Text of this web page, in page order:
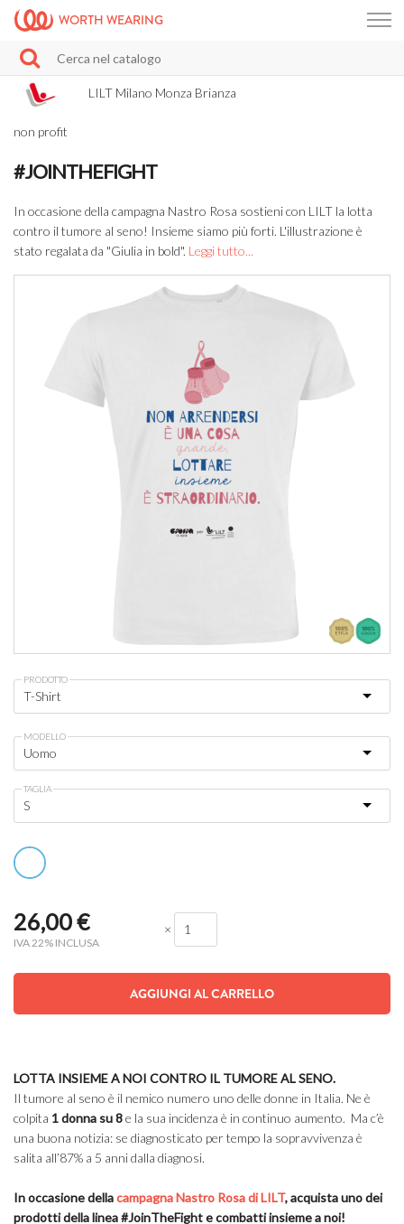
WORTH WEARING
LILT Milano Monza Brianza
non profit
#JOINTHEFIGHT
In occasione della campagna Nastro Rosa sostieni con LILT la lotta
contro il tumore al seno! Insieme siamo più forti. L'illustrazione è
stato regalata da "Giulia in bold". Leggi tutto...
PRODOTTO
MODELLO
TAGLIA
26,00€
IVA 22% INCLUSA
×
AGGIUNGI AL CARRELLO
LOTTA INSIEME A NOI CONTRO IL TUMORE AL SENO.
Il tumore al seno è il nemico numero uno delle donne in Italia. Ne è
colpita 1 donna su 8e la sua incidenza è in continuo aumento. Ma c’è
una buona notizia: se diagnosticato per tempo la sopravvivenza è
salita all’87% a 5 anni dalla diagnosi.
In occasione dellacampagna Nastro Rosa di LILT, acquista uno dei
prodotti della linea #JoinTheFight e combatti insieme a noi!